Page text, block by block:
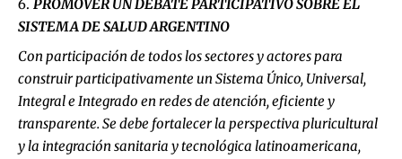
PROMOVER UN DEBATE PARTICIPATIVO SOBRE EL
SISTEMA DE SALUD ARGENTINO
Con participación de todos los sectores y actores para
construir participativamente un Sistema Único, Universal,
Integral e Integrado en redes de atención, eficiente y
transparente. Se debe fortalecer la perspectiva pluricultural
y la integración sanitaria y tecnológica latinoamericana,